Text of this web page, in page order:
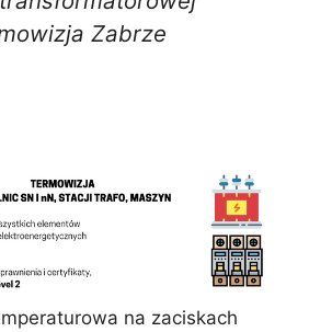
Zabrze
na zaciskach